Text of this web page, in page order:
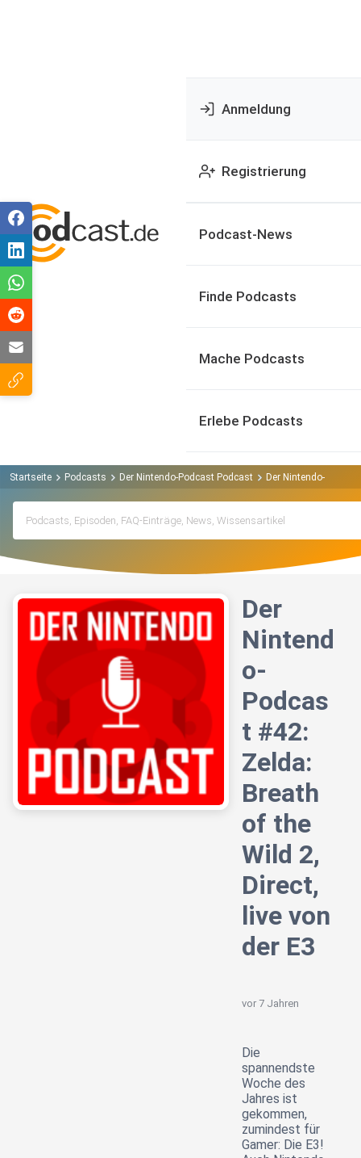
Anmeldung
Registrierung
Podcast-News
Finde Podcasts
Mache Podcasts
Erlebe Podcasts
Startseite Podcasts Der Nintendo-Podcast Podcast Der Nintendo-
Der
Nintend
o-
Podcas
t #42:
Zelda:
Breath
of the
Wild 2,
Direct,
live von
der E3
vor 7 Jahren
Die
spannendste
Woche des
Jahres ist
gekommen,
zumindest für
Gamer: Die E3!